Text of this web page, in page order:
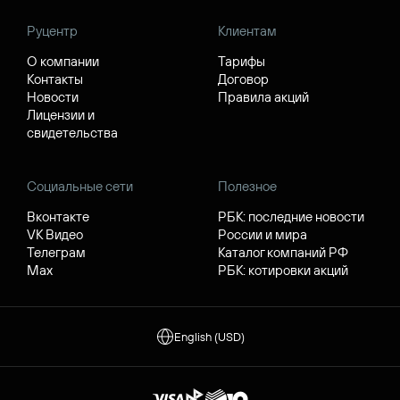
Руцентр
О компании
Контакты
Новости
Лицензии и
свидетельства
Клиентам
Тарифы
Договор
Правила акций
Социальные сети
Вконтакте
VK Видео
Телеграм
Max
Полезное
РБК: последние новости
России и мира
Каталог компаний РФ
РБК: котировки акций
English (USD)